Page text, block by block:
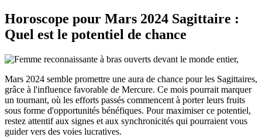
Horoscope pour Mars 2024 Sagittaire :
Quel est le potentiel de chance
Mars 2024 semble promettre une aura de chance pour les Sagittaires,
grâce à l'influence favorable de Mercure. Ce mois pourrait marquer
un tournant, où les efforts passés commencent à porter leurs fruits
sous forme d'opportunités bénéfiques. Pour maximiser ce potentiel,
restez attentif aux signes et aux synchronicités qui pourraient vous
guider vers des voies lucratives.